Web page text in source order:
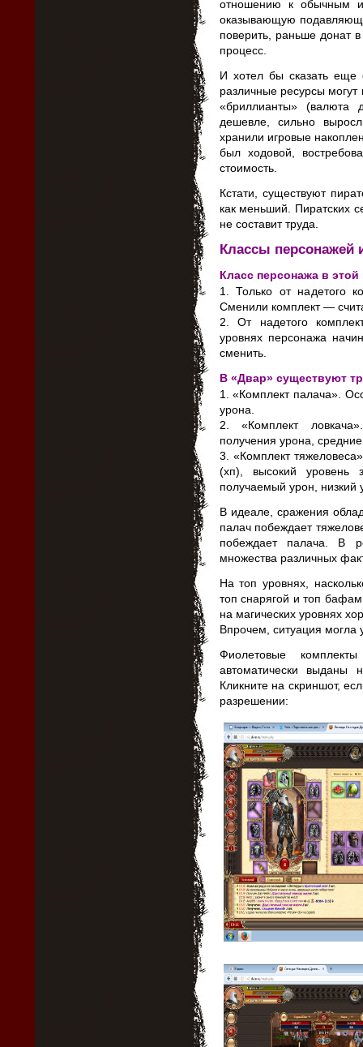
отношению к обычным
оказывающую
поверить, раньше донат
процесс.
И хотел бы сказать
различные ресурсы могут
«бриллианты» (валюта
дешевле, сильно
хранили игровые
был ходовой,
стоимость.
Кстати, существуют
как меньший. Пиратских
не составит труда.
Классы персонажей
Класс персонажа в этой
1. Только от надетого
Сменили комплект —
2. От надетого
уровнях персонажа
сменить.
В «Двар» существуют
1. «Комплект палача».
урона.
2. «Комплект
получения урона,
3. «Комплект
(хп), высокий уровень
получаемый урон, низкий
В идеале, сражения
палач побеждает
побеждает палача. В
множества различных
На топ уровнях,
топ снарягой и топ
на магических уровнях
Впрочем, ситуация могла
Фиолетовые
автоматически выданы
Кликните на скриншот,
разрешении: